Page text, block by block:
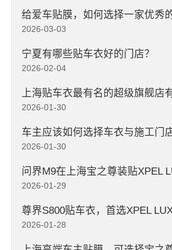
给爱车贴膜，如何选择一家优秀
2026-03-03
宁夏有哪些贴车衣好的门店？
2026-02-04
上海贴车衣最有名的超级旗舰店
2026-01-30
车主应该如何选择车衣与施工门店
2026-01-30
2026-01-29
尊界S800贴车衣，首选XPEL
2026-01-28